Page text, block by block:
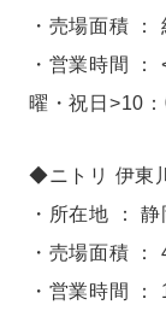
・売場面積 ：
・営業時間
曜・祝日>10
◆ニトリ 伊東
・所在地 ：
・売場面積 ：
・営業時間